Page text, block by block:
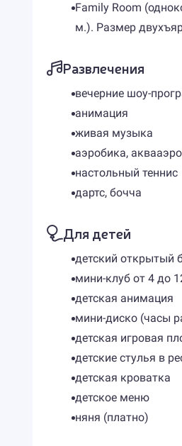
Family Room
м.). Размер
Развлечения
вечерние шоу-
анимация
живая музыка
аэробика,
настольный теннис
дартс, бочча
Для детей
детский открытый
мини-клуб от 4 до
детская анимация
мини-диско (часы
детская игровая
детские стулья в
детская кроватка
детское меню
няня (платно)